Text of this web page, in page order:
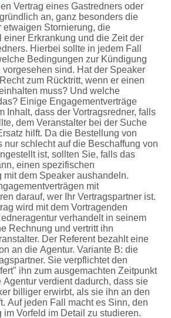
Vertrag eines Gastredners oder
an, ganz besonders die
etwaigen Stornierung, die
einer Erkrankung und die Zeit der
Hierbei sollte in jedem Fall
Bedingungen zur Kündigung
vorgesehen sind. Hat der Speaker
zum Rücktritt, wenn er einen
muss? Und welche
Einige Engagementverträge
Inhalt, dass der Vortragsredner, falls
dem Veranstalter bei der Suche
hilft. Da die Bestellung von
nur schlecht auf die Beschaffung von
ist, sollten Sie, falls das
einen spezifischen
mit dem Speaker aushandeln.
mit
darauf, wer Ihr Vertragspartner ist.
wird mit dem Vortragenden
verhandelt in seinem
Rechnung und vertritt ihn
Der Referent bezahlt eine
an die Agentur. Variante B: die
Sie verpflichtet den
ihn zum ausgemachten Zeitpunkt
Agentur verdient dadurch, dass sie
billiger erwirbt, als sie ihn an den
Auf jeden Fall macht es Sinn, den
im Vorfeld im Detail zu studieren.